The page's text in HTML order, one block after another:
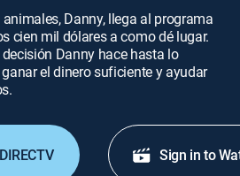
Danny, llega al programa
cien mil dólares a como dé lugar.
Danny hace hasta lo
el dinero suficiente y ayudar
Sign in to